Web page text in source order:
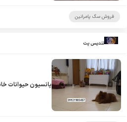
فروش سگ پامرانین
تندیس پت
پانسیون حیوانات